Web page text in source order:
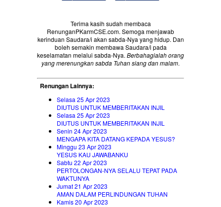
Terima kasih sudah membaca
RenunganPKarmCSE.com. Semoga menjawab
kerinduan Saudara/i akan sabda-Nya yang hidup. Dan
boleh semakin membawa Saudara/i pada
keselamatan melalui sabda-Nya. Berbahagialah orang
yang merenungkan sabda Tuhan siang dan malam.
Renungan Lainnya:
Selasa 25 Apr 2023
DIUTUS UNTUK MEMBERITAKAN INJIL
Selasa 25 Apr 2023
DIUTUS UNTUK MEMBERITAKAN INJIL
Senin 24 Apr 2023
MENGAPA KITA DATANG KEPADA YESUS?
Minggu 23 Apr 2023
YESUS KAU JAWABANKU
Sabtu 22 Apr 2023
PERTOLONGAN-NYA SELALU TEPAT PADA
WAKTUNYA
Jumat 21 Apr 2023
AMAN DALAM PERLINDUNGAN TUHAN
Kamis 20 Apr 2023